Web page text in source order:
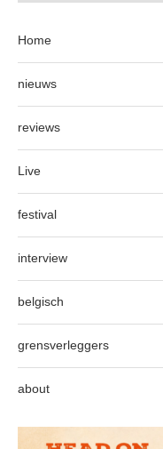
Home
nieuws
reviews
Live
festival
interview
belgisch
grensverleggers
about